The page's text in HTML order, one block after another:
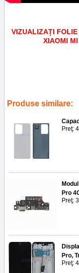
VIZUALIZAȚI FOLIE
XIAOMI
Produse similare:
Preţ:
Pro
Preţ:
Pro,
Preţ: